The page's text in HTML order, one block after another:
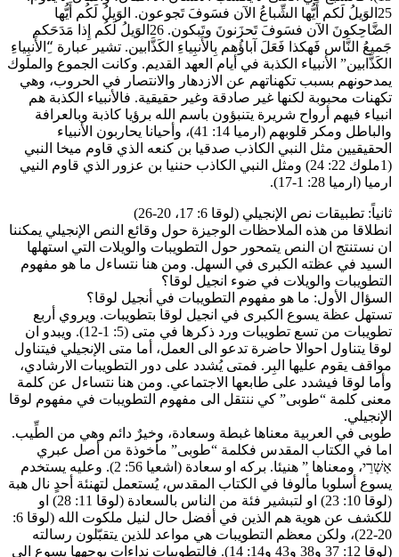
25الوَيلُ لَكم أَيُّها الشِّباعُ الآن فسَوفَ تَجوعون. الوَيلُ لَكُم أَيُّها
الضَّاحِكونَ الآن فسَوفَ تَحزَنونَ وتَبكون. 26الوَيلُ لَكُم إِذا مَدَحَكم
جَميعُ النَّاس فَهكذا فَعَلَ آباؤُهم بِالأَنبِياءِ الكَذَّابين. تشير عبارة “ِالأَنبِياءِ
الكَذَّابين” الأنبياء الكذبة في أيام العهد القديم. وكانت الجموع والملوك
يمدحونهم بسبب تكهناتهم عن الازدهار والانتصار في الحروب، وهي
تكهنات محبوبة لكنها غير صادقة وغير حقيقية. فالأنبياء الكذبة هم
انبياء فيهم أرواح شريرة يتنبؤون باسم الله برؤيا كاذبة وبالعرافة
والباطل ومكر قلوبهم (ارميا 14: 41)، وأحيانا يحاربون الأنبياء
الحقيقيين مثل النبي الكاذب صدقيا بن كنعه الذي قاوم ميخا النبي
(1ملوك 22: 24) ومثل النبي الكاذب حننيا بن عزور الذي قاوم النيي
ارميا (ارميا 28: 1-17).
ثانياً: تطبيقات نص الإنجيلي (لوقا 6: 17، 20-26)
انطلاقا من هذه الملاحظات الوجيزة حول وقائع النص الإنجيلي يمكننا
ان نستنتج ان النص يتمحور حول التطويبات والويلات التي استهلها
السيد في عظته الكبرى في السهل. ومن هنا نتساءل ما هو مفهوم
التطويبات والويلات في ضوء انجيل لوقا؟
السؤال الأول: ما هو مفهوم التطويبات في أنجيل لوقا؟
تستهل عظة يسوع الكبرى في انجيل لوقا بتطويبات. ويروي أربع
تطويبات من تسع تطويبات ورد ذكرها في متى (5: 1-12). ويبدو ان
لوقا يتناول احوالا حاضرة تدعو الى العمل، أما متى الإنجيلي فيتناول
مواقف يقوم عليها البِر. فمتى يُشدد على دور التطويبات الارشادي،
وأما لوقا فيشدد على طابعها الاجتماعي. ومن هنا نتساءل عن كلمة
معنى كلمة “طوبى” كي ننتقل الى مفهوم التطويبات في مفهوم لوقا
الإنجيلي.
طوبى في العربية معناها غبطة وسعادة، وخيرٌ دائم وهي من الطِّيب.
اما في الكتاب المقدس فكلمة “طوبى” مأخوذة من أصل عبري
אַשְׁרֵי، ومعناها ” هنيئا. بركه او سعادة (اشعيا 56: 2). وعليه يستخدم
يسوع أسلوبا مألوفا في الكتاب المقدس، يُستعمل لتهنئة أحدٍ نال هبة
(لوقا 10: 23) او لتبشير فئة من الناس بالسعادة (لوقا 11: 28) او
للكشف عن هوية هم الذين في أفضل حال لنيل ملكوت الله (لوقا 6:
20-22)، ولكن معظم التطويبات هي مواعد للذين يتقبّلون رسالته
(لوقا 12: 37 و38 و43 و14: 14). فالتطويبات نداءات يوجهها يسوع الى